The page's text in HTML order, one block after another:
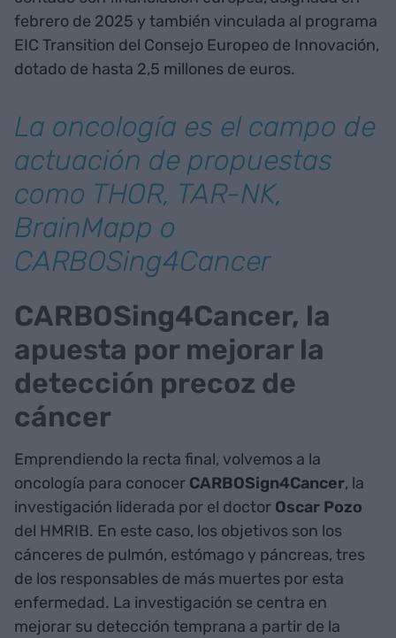
febrero de 2025 y también vinculada al programa
EIC Transition del Consejo Europeo de Innovación,
dotado de hasta 2,5 millones de euros.
La oncología es el campo de
actuación de propuestas
como THOR, TAR-NK,
BrainMapp o
CARBOSing4Cancer
CARBOSing4Cancer, la
apuesta por mejorar la
detección precoz de
cáncer
Emprendiendo la recta final, volvemos a la
oncología para conocer CARBOSign4Cancer, la
investigación liderada por el doctor Oscar Pozo
del HMRIB. En este caso, los objetivos son los
cánceres de pulmón, estómago y páncreas, tres
de los responsables de más muertes por esta
enfermedad. La investigación se centra en
mejorar su detección temprana a partir de la